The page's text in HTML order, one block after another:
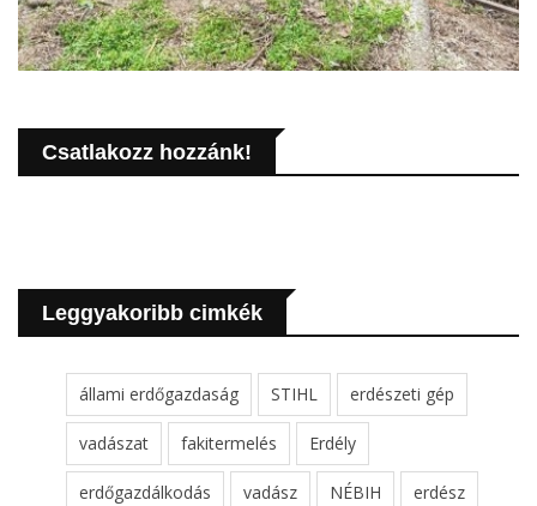
Csatlakozz hozzánk!
Leggyakoribb cimkék
állami erdőgazdaság STIHL erdészeti gép
vadászat fakitermelés Erdély
erdőgazdálkodás vadász NÉBIH erdész